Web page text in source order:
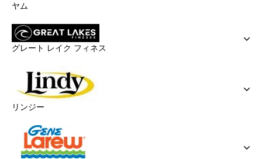
ヤム
グレート レイク フィネス
リンジー